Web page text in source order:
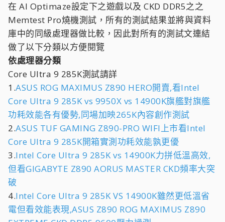
在 AI Optimaze設定下之遊戲以及 CKD DDR5之之
Memtest Pro燒機測試，所有的測試結果並將與資料
庫中的同級處理器做比較，因此對所有的測試文連結
做了以下分類以方便閱覽
依處理器分類
Core Ultra 9 285K測試請詳
1.ASUS ROG MAXIMUS Z890 HERO開賣,看Intel
Core Ultra 9 285K vs 9950X vs 14900K旗艦對旗艦
功耗效能各有優勢,同場加映265K內容創作測試
2.ASUS TUF GAMING Z890-PRO WIFI上市看Intel
Core Ultra 9 285K開箱實測功耗效能孰更優
3.Intel Core Ultra 9 285K vs 14900K力拼低溫高效,
但看GIGABYTE Z890 AORUS MASTER CKD頻率大突
破
4.Intel Core Ultra 9 285K VS 14900K雖然更低溫省
電但看效能表現,ASUS Z890 ROG MAXIMUS Z890